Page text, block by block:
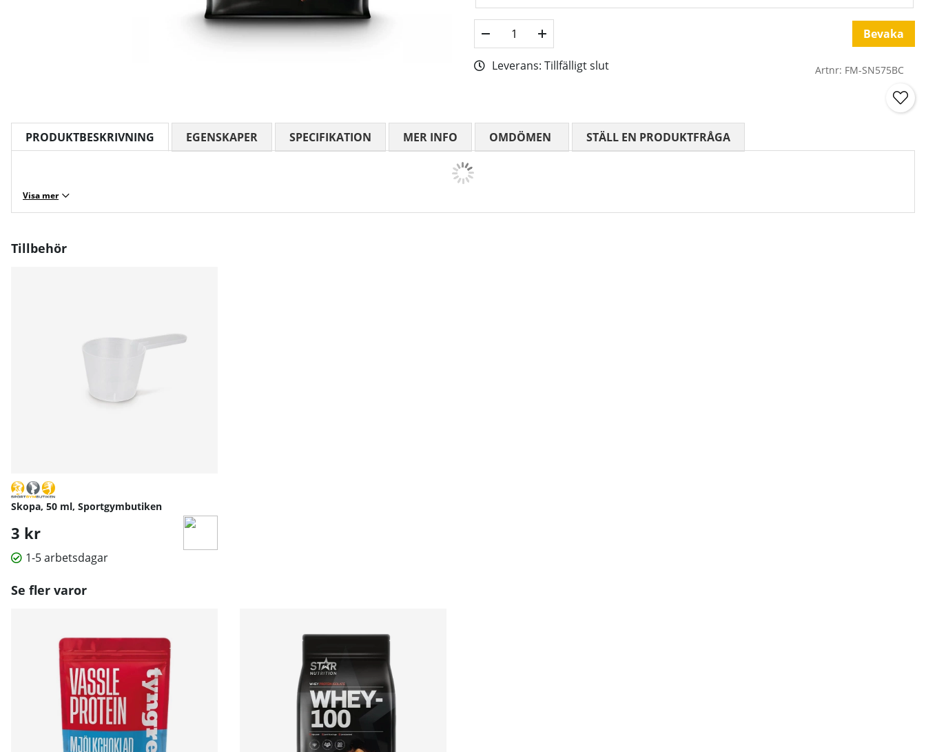
Bevaka
Leverans: Tillfälligt slut Artnr: FM-SN575BC
PRODUKTBESKRIVNING
Visa mer
EGENSKAPER SPECIFIKATION MER INFO OMDÖMEN MEDELBETYG 0 AV 5 ANTAL BETYG 0
STÄLL EN PRODUKTFRÅGA
Tillbehör
Skopa, 50 ml, Sportgymbutiken
3 kr
1-5 arbetsdagar
Se fler varor